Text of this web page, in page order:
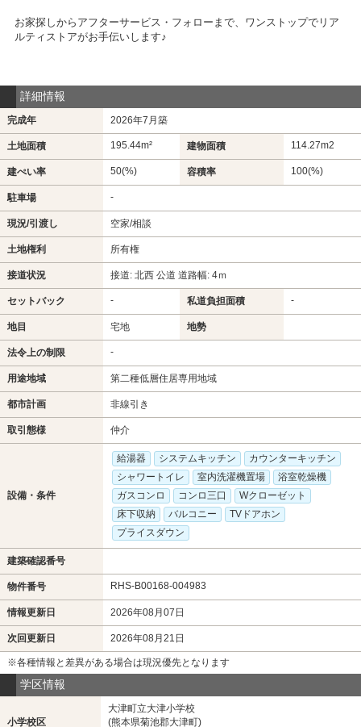
お家探しからアフターサービス・フォローまで、ワンストップでリア
ルティストアがお手伝いします♪
詳細情報
完成年 2026年7月築
土地面積 195.44m² 建物面積 114.27m2
建ぺい率 50(%) 容積率 100(%)
駐車場 -
現況/引渡し 空家/相談
土地権利 所有権
接道状況 接道: 北西 公道 道路幅: 4ｍ
セットバック - 私道負担面積 -
地目 宅地 地勢
法令上の制限 -
用途地域 第二種低層住居専用地域
都市計画 非線引き
取引態様 仲介
設備・条件
給湯器 システムキッチン
カウンターキッチン
シャワートイレ
室内洗濯機置場
浴室乾燥機
ガスコンロ
コンロ三口
Wクローゼット
床下収納
バルコニー
TVドアホン
プライスダウン
建築確認番号
物件番号 RHS-B00168-004983
情報更新日 2026年08月07日
次回更新日 2026年08月21日
※各種情報と差異がある場合は現況優先となります
学区情報
小学校区
大津町立大津小学校
(熊本県菊池郡大津町)